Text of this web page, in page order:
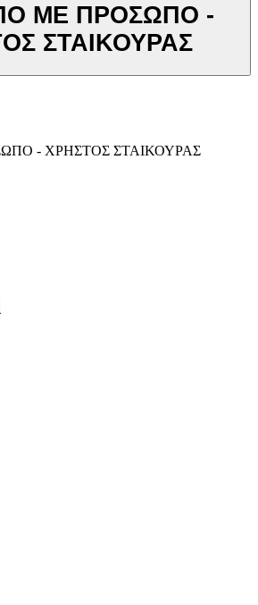
ΜΕ ΠΡΟΣΩΠΟ -
ΣΤΑΙΚΟΥΡΑΣ
- ΧΡΗΣΤΟΣ ΣΤΑΙΚΟΥΡΑΣ